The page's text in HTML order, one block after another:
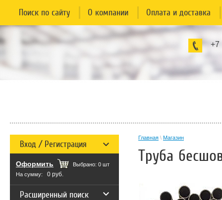
+7
Поиск по сайту О компании Оплата и доставка
Главная \ Магазин
Труба
Вход / Регистрация
Оформить Выбрано: 0 шт
На сумму:
0 руб.
Расширенный поиск